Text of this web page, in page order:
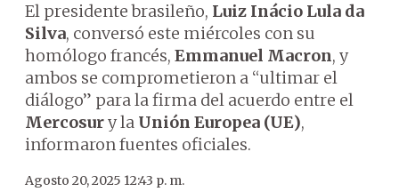
El presidente brasileño, Luiz Inácio Lula da
Silva, conversó este miércoles con su
homólogo francés, Emmanuel Macron, y
ambos se comprometieron a “ultimar el
diálogo” para la firma del acuerdo entre el
Mercosury la Unión Europea (UE),
informaron fuentes oficiales.
Agosto 20, 2025 12:43 p. m.